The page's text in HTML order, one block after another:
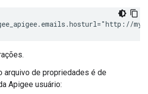
arquivo de propriedades é de
Apigee usuário: